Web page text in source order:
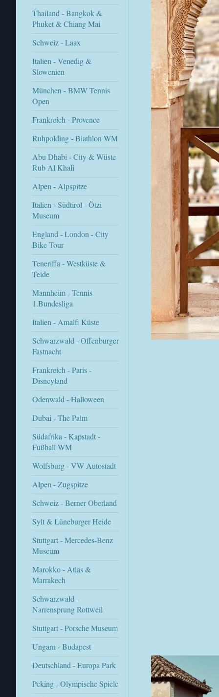
Thailand - Bangkok &
Phuket & Chiang Mai
Schweiz - Laax
Italien - Venedig &
Slowenien
München - BMW Tennis
Open
Frankreich - Provence
Ruhpolding - Biathlon WM
Abu Dhabi - City & Wüste
Rub Al Khali
Alpen - Alpspitze
Italien - Südtirol - Ötzi
Museum
England - London - City
Bike Tour
Teneriffa - Westküste &
Teide
Mannheim - Tennis
1.Bundesliga
Italien - Amalfi Küste
Schwarzwald - Offenburger
Fastnacht
Frankreich - Paris -
Disneyland
Odenwald - Halloween
Dubai - The Palm
Südafrika - Kapstadt -
Fußball WM
Wolfsburg - VW Autostadt
Alpen - Zugspitze
Schweiz - Berner Oberland
Sylt & Lüneburger Heide
Stuttgart - Mercedes-Benz
Museum
Marokko - Atlas &
Marrakech
Schwarzwald -
Narrensprung Rottweil
Stuttgart - Porsche Museum
Ungarn - Budapest
Deutschland - Europa Park
Peking - Olympische Spiele